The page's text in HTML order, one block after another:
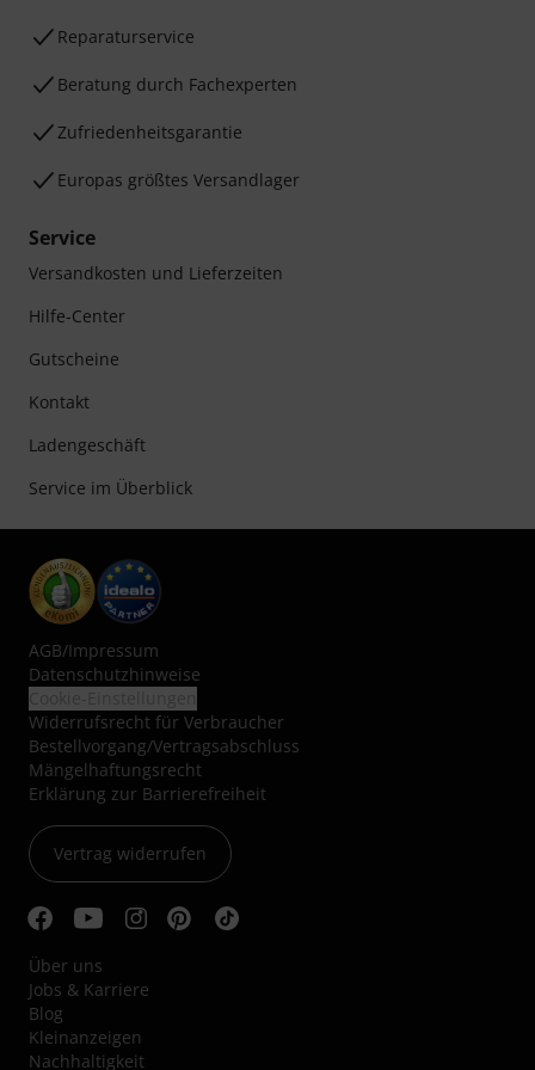
Reparaturservice
Beratung durch Fachexperten
Zufriedenheitsgarantie
Europas größtes Versandlager
Service
Versandkosten und Lieferzeiten
Hilfe-Center
Gutscheine
Kontakt
Ladengeschäft
Service im Überblick
AGB/Impressum
Datenschutzhinweise
Widerrufsrecht für Verbraucher
Bestellvorgang/Vertragsabschluss
Mängelhaftungsrecht
Erklärung zur Barrierefreiheit
Vertrag widerrufen
Über uns
Jobs & Karriere
Blog
Kleinanzeigen
Nachhaltigkeit